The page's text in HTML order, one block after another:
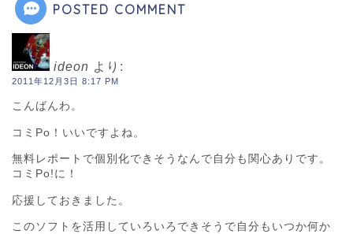
POSTED COMMENT
ideon より:
2011年12月3日 8:17 PM
こんばんわ。
コミPo！いいですよね。
無料レポートで個別化できそうなんで自分も関心ありです。
コミPo!に！
応援しておきました。
このソフトを活用していろいろできそうで自分もいつか何か